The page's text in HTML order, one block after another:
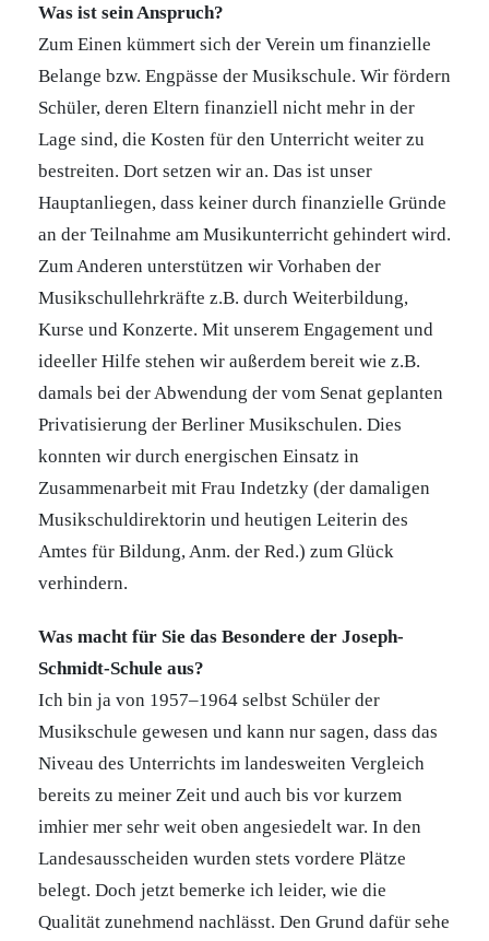
Was ist sein Anspruch?
Zum Einen kümmert sich der Verein um finanzielle
Belange bzw. Engpässe der Musikschule. Wir fördern
Schüler, deren Eltern finanziell nicht mehr in der
Lage sind, die Kosten für den Unterricht weiter zu
bestreiten. Dort setzen wir an. Das ist unser
Hauptanliegen, dass keiner durch finanzielle Gründe
an der Teilnahme am Musikunterricht gehindert wird.
Zum Anderen unterstützen wir Vorhaben der
Musikschullehrkräfte z.B. durch Weiterbildung,
Kurse und Konzerte. Mit unserem Engagement und
ideeller Hilfe stehen wir außerdem bereit wie z.B.
damals bei der Abwendung der vom Senat geplanten
Privatisierung der Berliner Musikschulen. Dies
konnten wir durch energischen Einsatz in
Zusammenarbeit mit Frau Indetzky (der damaligen
Musikschuldirektorin und heutigen Leiterin des
Amtes für Bildung, Anm. der Red.) zum Glück
verhindern.
Was macht für Sie das Besondere der Joseph-
Schmidt-Schule aus?
Ich bin ja von 1957–1964 selbst Schüler der
Musikschule gewesen und kann nur sagen, dass das
Niveau des Unterrichts im landesweiten Vergleich
bereits zu meiner Zeit und auch bis vor kurzem
imhier mer sehr weit oben angesiedelt war. In den
Landesausscheiden wurden stets vordere Plätze
belegt. Doch jetzt bemerke ich leider, wie die
Qualität zunehmend nachlässt. Den Grund dafür sehe